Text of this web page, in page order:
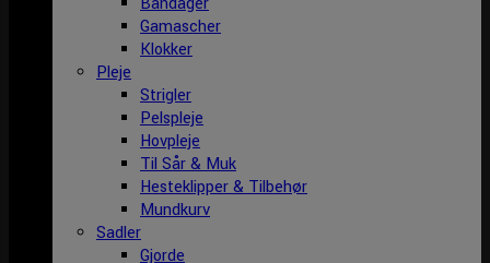
Gamascher
Klokker
Pleje
Strigler
Pelspleje
Hovpleje
Til Sår & Muk
Hesteklipper & Tilbehør
Mundkurv
Sadler
Gjorde